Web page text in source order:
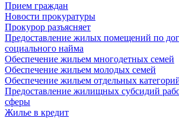
Прием граждан
Новости прокуратуры
Прокурор разъясняет
Предоставление жилых помещений по
социального найма
Обеспечение жильем многодетных семей
Обеспечение жильем молодых семей
Обеспечение жильем отдельных
Предоставление жилищных субсидий
сферы
Жилье в кредит